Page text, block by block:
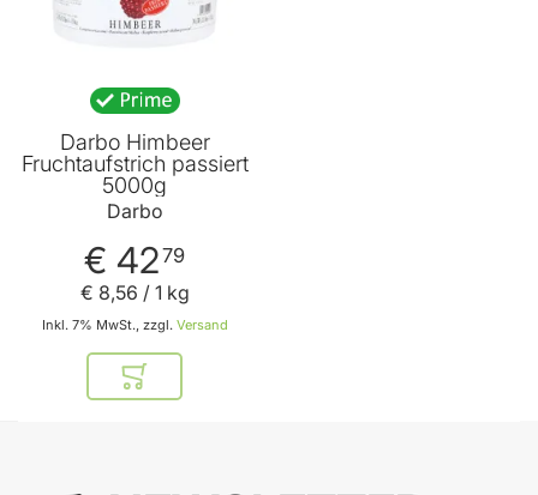
Darbo Himbeer
Fruchtaufstrich passiert
5000g
Darbo
€ 4279
Inkl. 7% MwSt., zzgl. Versand
€ 8,56 / 1 kg
In den Warenkorb